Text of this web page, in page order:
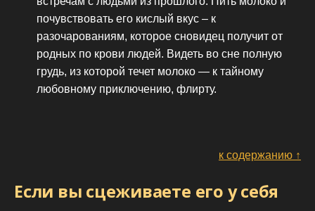
почувствовать его кислый вкус – к
разочарованиям, которое сновидец получит от
родных по крови людей. Видеть во сне полную
грудь, из которой течет молоко — к тайному
любовному приключению, флирту.
к содержанию ↑
Если вы сцеживаете его у себя